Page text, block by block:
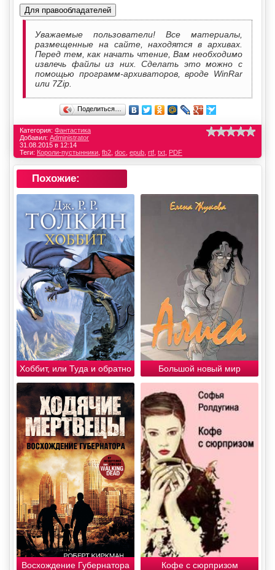
Для правообладателей
Уважаемые пользователи! Все материалы,
размещенные на сайте, находятся в архивах.
Перед тем, как начать чтение, Вам необходимо
извлечь файлы из них. Сделать это можно с
помощью программ-архиваторов, вроде WinRar
или 7Zip.
Поделиться…
Категория: Фантастика
Добавил: Administrator
31.08.2015 в 12:14
Теги: Короли-пустынники fb2 doc epub rtf txt PDF
Похожие:
Хоббит, или Туда и обратно Большой новый мир
Восхождение Губернатора Кофе с сюрпризом